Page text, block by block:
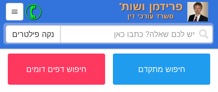
נקה פילטרים
חיפוש מתקדם חיפוש דפים דומים